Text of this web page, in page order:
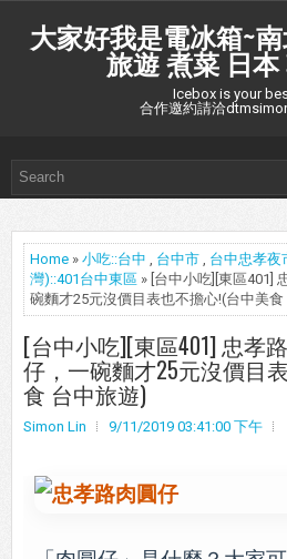
大家好我是電冰箱~
旅遊 煮菜 日
Icebox is your
合作邀約請洽
Home » 小吃::台中 , 台中市 , 台中忠孝夜
灣)::401台中東區 » [台中小吃][東區401]
碗麵才25元沒價目表也不擔心!(台中美
[台中小吃][東區401] 忠孝
仔，一碗麵才25元沒價目
食 台中旅遊)
Simon Lin 9/11/2019 03:41:00 下午